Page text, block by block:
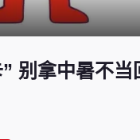
别拿中暑不当